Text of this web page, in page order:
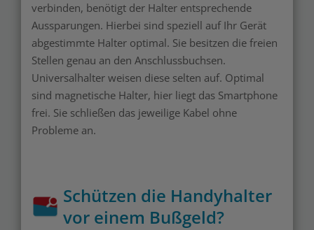
verbinden, benötigt der Halter entsprechende
Aussparungen. Hierbei sind speziell auf Ihr Gerät
abgestimmte Halter optimal. Sie besitzen die freien
Stellen genau an den Anschlussbuchsen.
Universalhalter weisen diese selten auf. Optimal
sind magnetische Halter, hier liegt das Smartphone
frei. Sie schließen das jeweilige Kabel ohne
Probleme an.
Schützen die Handyhalter
vor einem Bußgeld?